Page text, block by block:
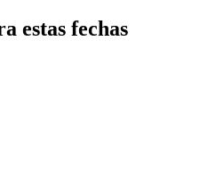
estas fechas